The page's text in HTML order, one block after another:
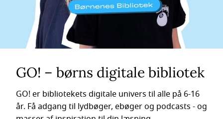
GO! – børns digitale bibliotek
GO! er bibliotekets digitale univers til alle på 6-16
år. Få adgang til lydbøger, ebøger og podcasts - og